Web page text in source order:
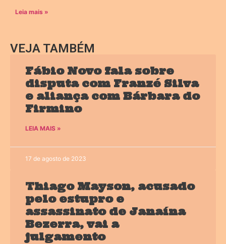
Leia mais »
VEJA TAMBÉM
Fábio Novo fala sobre
disputa com Franzé Silva
e aliança com Bárbara do
Firmino
LEIA MAIS »
17 de agosto de 2023
Thiago Mayson, acusado
pelo estupro e
assassinato de Janaína
Bezerra, vai a
julgamento